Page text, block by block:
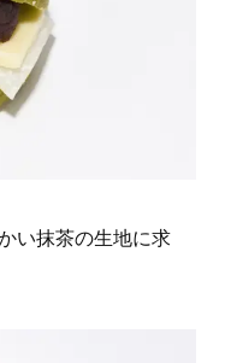
い抹茶の生地に求